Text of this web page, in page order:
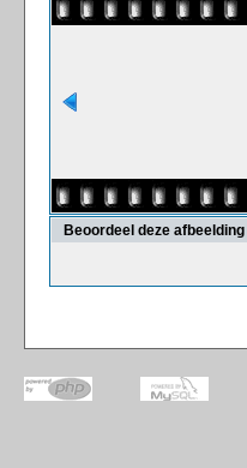
Beoordeel deze afbeelding